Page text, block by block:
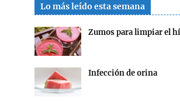
Lo más leído esta semana
Zumos para limpiar el
Infección de orina